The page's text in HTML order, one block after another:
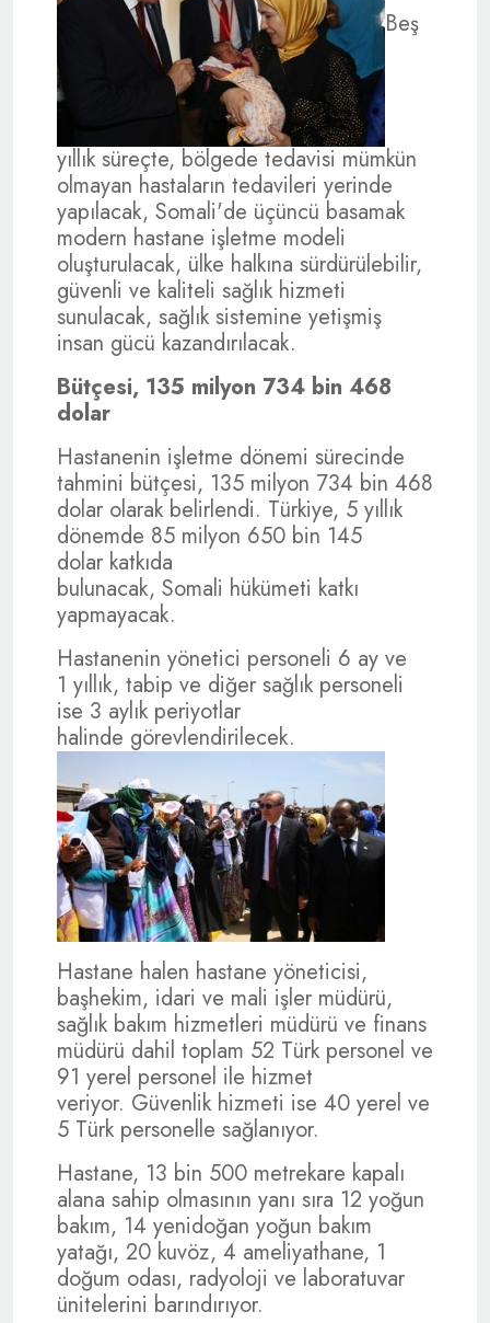
Beş
yıllık süreçte, bölgede tedavisi mümkün
olmayan hastaların tedavileri yerinde
yapılacak, Somali'de üçüncü basamak
modern hastane işletme modeli
oluşturulacak, ülke halkına sürdürülebilir,
güvenli ve kaliteli sağlık hizmeti
sunulacak, sağlık sistemine yetişmiş
insan gücü kazandırılacak.
Bütçesi, 135 milyon 734 bin 468
dolar
Hastanenin işletme dönemi sürecinde
tahmini bütçesi, 135 milyon 734 bin 468
dolar olarak belirlendi. Türkiye, 5 yıllık
dönemde 85 milyon 650 bin 145
dolar katkıda
bulunacak, Somali hükümeti katkı
yapmayacak.
Hastanenin yönetici personeli 6 ay ve
1 yıllık, tabip ve diğer sağlık personeli
ise 3 aylık periyotlar
halinde görevlendirilecek.
Hastane halen hastane yöneticisi,
başhekim, idari ve mali işler müdürü,
sağlık bakım hizmetleri müdürü ve finans
müdürü dahil toplam 52 Türk personel ve
91 yerel personel ile hizmet
veriyor. Güvenlik hizmeti ise 40 yerel ve
5 Türk personelle sağlanıyor.
Hastane, 13 bin 500 metrekare kapalı
alana sahip olmasının yanı sıra 12 yoğun
bakım, 14 yenidoğan yoğun bakım
yatağı, 20 kuvöz, 4 ameliyathane, 1
doğum odası, radyoloji ve laboratuvar
ünitelerini barındırıyor.